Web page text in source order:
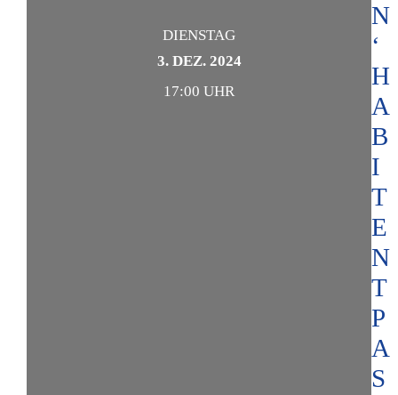
DIENSTAG
3. DEZ. 2024
17:00 UHR
N
‘
H
A
B
I
T
E
N
T
P
A
S